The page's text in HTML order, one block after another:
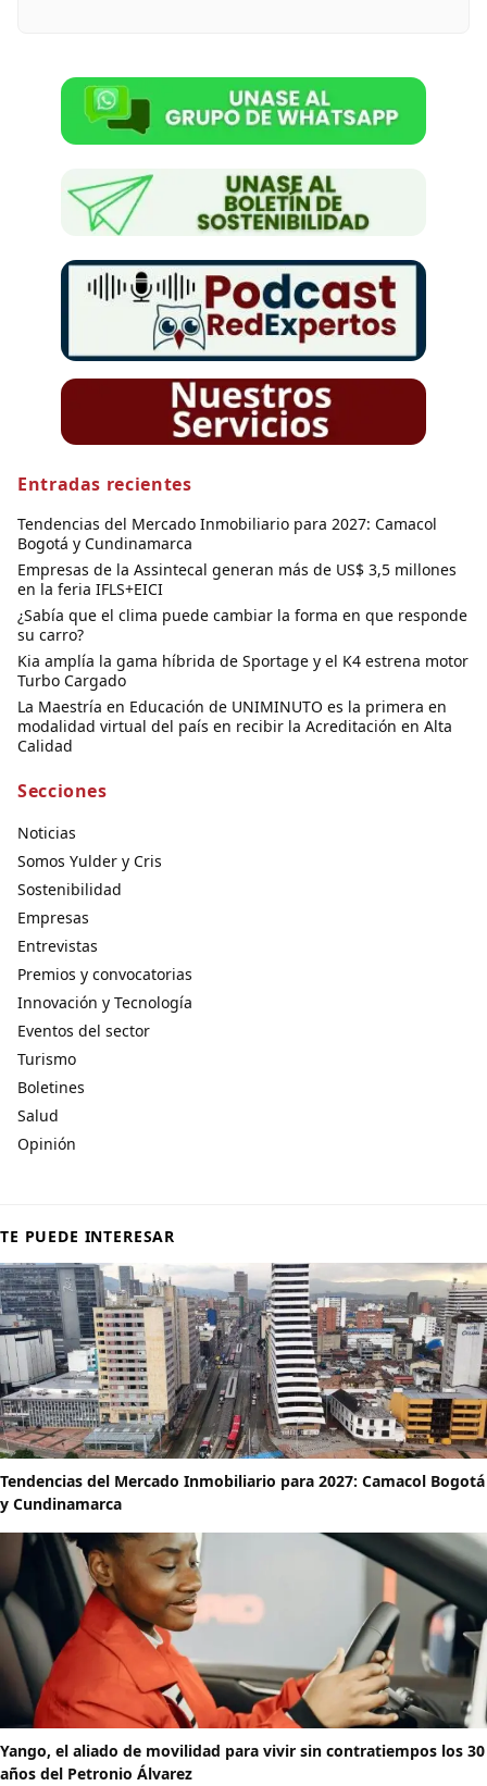
Entradas recientes
Tendencias del Mercado Inmobiliario para 2027: Camacol
Bogotá y Cundinamarca
Empresas de la Assintecal generan más de US$ 3,5 millones
en la feria IFLS+EICI
¿Sabía que el clima puede cambiar la forma en que responde
su carro?
Kia amplía la gama híbrida de Sportage y el K4 estrena motor
Turbo Cargado
La Maestría en Educación de UNIMINUTO es la primera en
modalidad virtual del país en recibir la Acreditación en Alta
Calidad
Secciones
Noticias
Somos Yulder y Cris
Sostenibilidad
Empresas
Entrevistas
Premios y convocatorias
Innovación y Tecnología
Eventos del sector
Turismo
Boletines
Salud
Opinión
TE PUEDE INTERESAR
Tendencias del Mercado Inmobiliario para 2027: Camacol Bogotá
y Cundinamarca
Yango, el aliado de movilidad para vivir sin contratiempos los 30
años del Petronio Álvarez